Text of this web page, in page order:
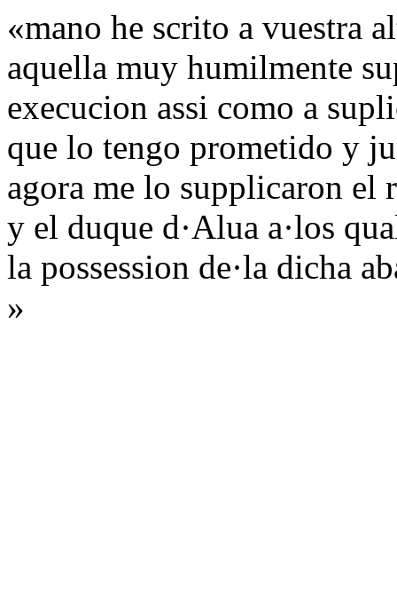
«mano he scrito a vuestra
aquella muy humilmente
execucion assi como a
que lo tengo prometido y
agora me lo supplicaron el
y el duque d·Alua a·los
la possession de·la dicha
»